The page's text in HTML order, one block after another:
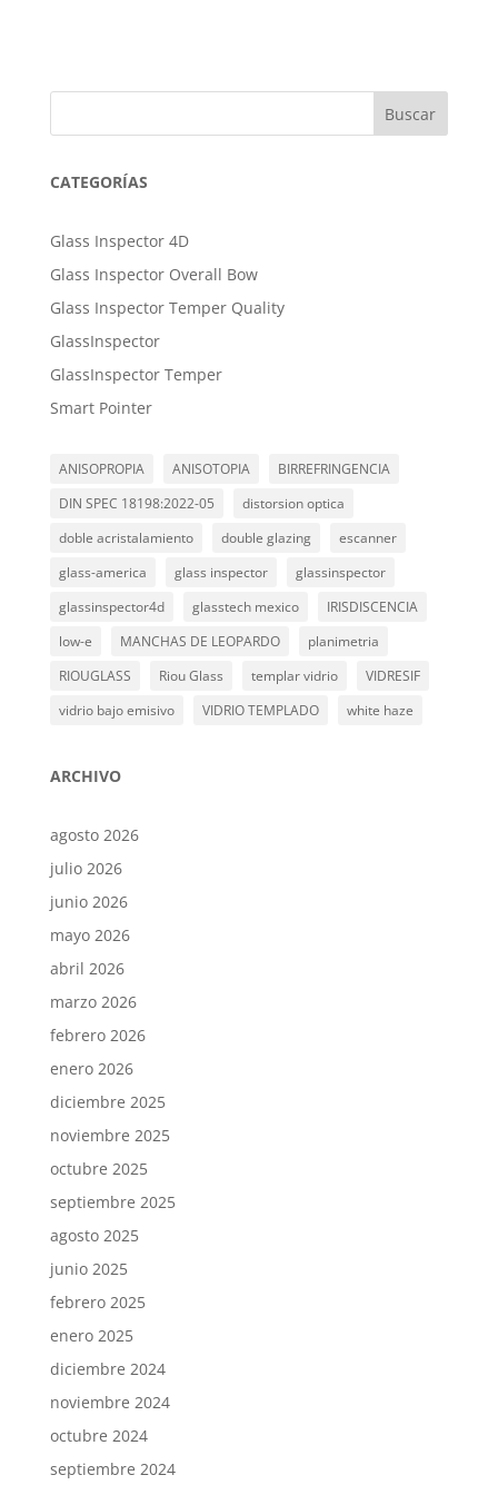
Buscar
CATEGORÍAS
Glass Inspector 4D
Glass Inspector Overall Bow
Glass Inspector Temper Quality
GlassInspector
GlassInspector Temper
Smart Pointer
ANISOPROPIA ANISOTOPIA
BIRREFRINGENCIA
DIN SPEC 18198:2022-05
distorsion optica
doble acristalamiento
double glazing
escanner
glass-america
glass inspector
glassinspector
glassinspector4d
glasstech mexico
IRISDISCENCIA
low-e
MANCHAS DE LEOPARDO
planimetria
RIOUGLASS
Riou Glass templar vidrio
VIDRESIF
vidrio bajo emisivo
VIDRIO TEMPLADO white haze
ARCHIVO
agosto 2026
julio 2026
junio 2026
mayo 2026
abril 2026
marzo 2026
febrero 2026
enero 2026
diciembre 2025
noviembre 2025
octubre 2025
septiembre 2025
agosto 2025
junio 2025
febrero 2025
enero 2025
diciembre 2024
noviembre 2024
octubre 2024
septiembre 2024